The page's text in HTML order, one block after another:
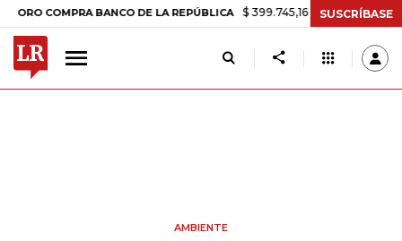
BANCO DE LA REPÚBLICA $ 399.745,16 +$ 2.295,71 +0,58%
SUSCRÍBASE
AMBIENTE